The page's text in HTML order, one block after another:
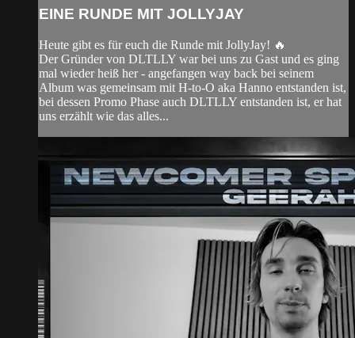
EINE RUNDE MIT JOLLYJAY
Heute gibt es für euch die Runde mit JollyJay! 🔥
Der Gründer von DLTLLY war bei uns zu Gast und es ging
mal wieder heiß her - angefangen way back bei seinem
Album was gemeinsam mit H-to-O aka Hanno entstanden ist,
bei dessen Promo Phase auch DLTLLY entstanden ist, er hat
uns erzählt wie das alles...